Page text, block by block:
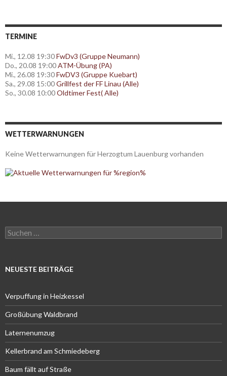
TERMINE
Mi., 12.08 19:30FwDv3 (Gruppe Neumann)
Do., 20.08 19:00ATM-Übung (PA)
Mi., 26.08 19:30FwDV3 (Gruppe Kuebart)
Sa., 29.08 15:00Grillfest der FF Linau (Alle)
So., 30.08 10:00Oldtimer Fest( Alle)
WETTERWARNUNGEN
Keine Wetterwarnungen für Herzogtum Lauenburg vorhanden
Suchen
nach:
NEUESTE BEITRÄGE
Verpuffung in Heizkessel
Großübung Waldbrand
Laternenumzug
Kellerbrand am Schmiedeberg
Baum fällt auf Straße